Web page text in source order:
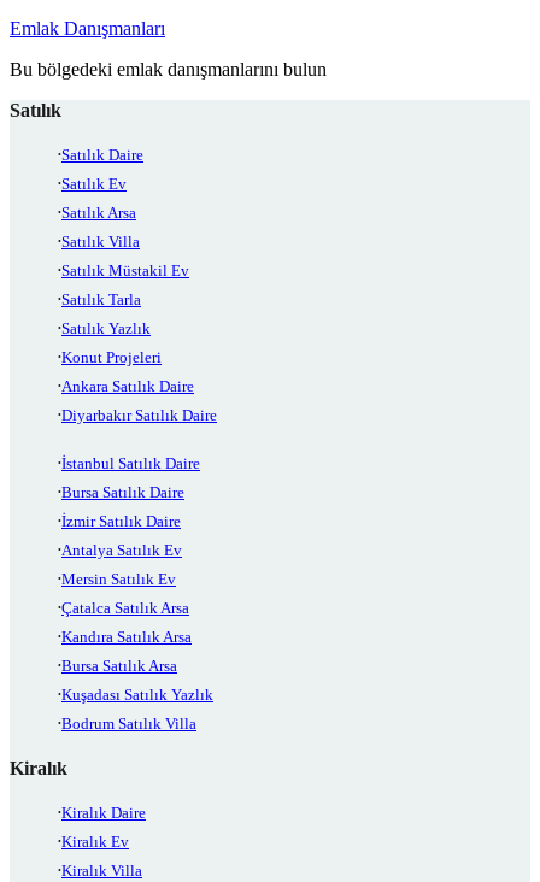
Emlak Danışmanları
Bu bölgedeki emlak danışmanlarını bulun
Satılık
Satılık Daire
Satılık Ev
Satılık Arsa
Satılık Villa
Satılık Müstakil Ev
Satılık Tarla
Satılık Yazlık
Konut Projeleri
Ankara Satılık Daire
Diyarbakır Satılık Daire
İstanbul Satılık Daire
Bursa Satılık Daire
İzmir Satılık Daire
Antalya Satılık Ev
Mersin Satılık Ev
Çatalca Satılık Arsa
Kandıra Satılık Arsa
Bursa Satılık Arsa
Kuşadası Satılık Yazlık
Bodrum Satılık Villa
Kiralık
Kiralık Daire
Kiralık Ev
Kiralık Villa